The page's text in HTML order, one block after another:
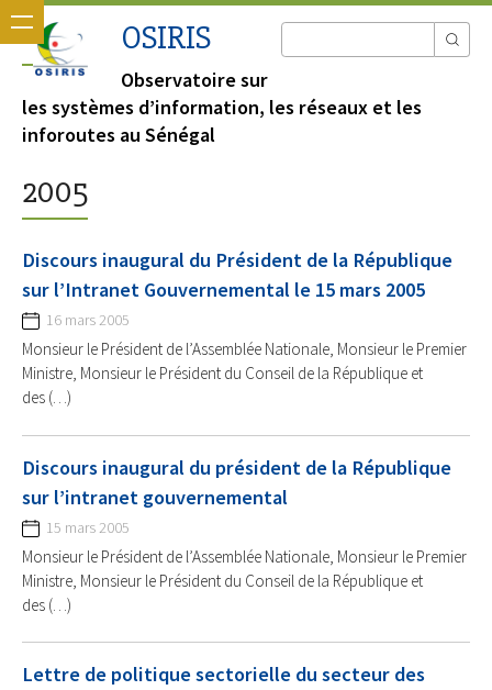
OSIRIS
Observatoire sur
les systèmes d’information, les réseaux et les
inforoutes au Sénégal
2005
Discours inaugural du Président de la République
sur l’Intranet Gouvernemental le 15 mars 2005
16 mars 2005
Monsieur le Président de l’Assemblée Nationale, Monsieur le Premier
Ministre, Monsieur le Président du Conseil de la République et
des (…)
Discours inaugural du président de la République
sur l’intranet gouvernemental
15 mars 2005
Monsieur le Président de l’Assemblée Nationale, Monsieur le Premier
Ministre, Monsieur le Président du Conseil de la République et
des (…)
Lettre de politique sectorielle du secteur des